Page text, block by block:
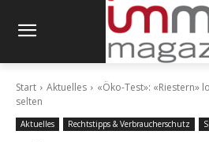
Start Aktuelles
«Öko-Test»: «Riestern»
selten
Aktuelles Rechtstipps & Verbraucherschutz